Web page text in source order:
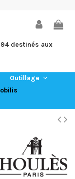
destinés aux
Outillage